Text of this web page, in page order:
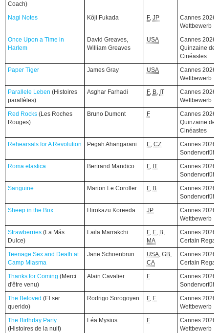
Coach)
Nagi Notes Kôji Fukada F, JP
Cannes 2026,
Wettbewerb
Once Upon a Time in
Harlem
David Greaves,
William Greaves
USA
Cannes 2026,
Quinzaine des
Cinéastes
Paper Tiger
James Gray USA
Cannes 2026,
Wettbewerb
Parallele Leben (Histoires
parallèles)
Asghar Farhadi F, B, IT
Cannes 2026,
Wettbewerb
Red Rocks (Les Roches
Rouges)
Bruno Dumont F
Cannes 2026,
Quinzaine des
Cinéastes
Rehearsals for A Revolution
Pegah Ahangarani E, CZ
Cannes 2026,
Roma elastica
Bertrand Mandico F, IT
Cannes 2026,
Sanguine
Marion Le Coroller F, B
Cannes 2026,
Sheep in the Box
Hirokazu Koreeda JP
Cannes 2026,
Wettbewerb
Strawberries (La Más
Dulce)
Laïla Marrakchi F, E, B,
MA
Cannes 2026,
Certain
Teenage Sex and Death at
Camp Miasma
Jane Schoenbrun USA, GB,
CA
Cannes 2026,
Certain
Thanks for Coming (Merci
d'être venu)
Alain Cavalier F
Cannes 2026,
The Beloved (El ser
querido)
Rodrigo Sorogoyen F, E
Cannes 2026,
Wettbewerb
The Birthday Party
(Histoires de la nuit)
Léa Mysius F
Cannes 2026,
Wettbewerb
Coach)
Nagi Notes
Once Upon a Time in
Harlem
Paper Tiger
Parallele Leben (Histoires
parallèles)
Red Rocks (Les Roches
Rouges)
Rehearsals for A Revolution
Roma elastica
Sanguine
Sheep in the Box
Strawberries (La Más
Dulce)
Teenage Sex and Death at
Camp Miasma
Thanks for Coming (Merci
d'être venu)
The Beloved (El ser
querido)
The Birthday Party
(Histoires de la nuit)